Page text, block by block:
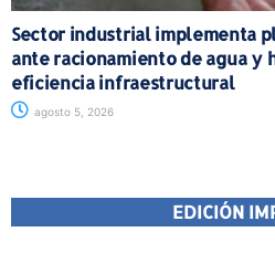
Sector industrial implementa
ante racionamiento de agua y
eficiencia infraestructural
agosto 5, 2026
EDICIÓN